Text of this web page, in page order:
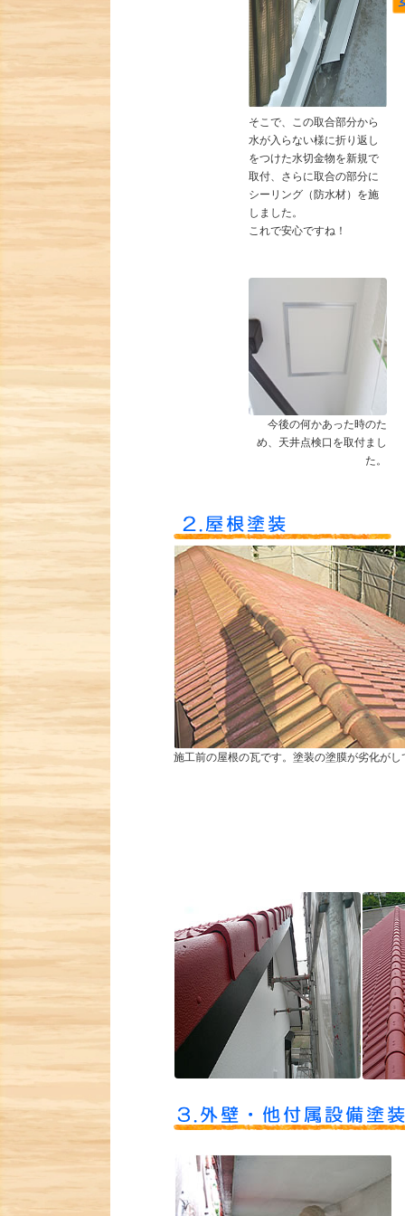
そこで、この取合部分から
水が入らない様に折り返し
をつけた水切金物を新規で
取付、さらに取合の部分に
シーリング（防水材）を施
しました。
これで安心ですね！
今後の何かあった時のた
め、天井点検口を取付まし
た。
施工前の屋根の瓦です。塗装の塗膜が劣化がし